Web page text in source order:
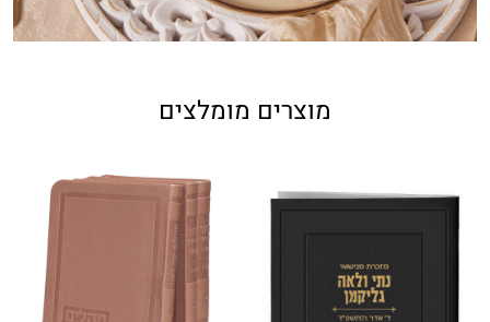
מוצרים מומלצים